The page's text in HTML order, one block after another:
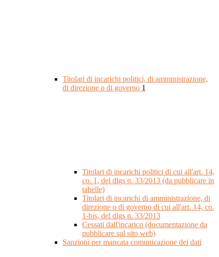
Titolari di incarichi politici, di amministrazione,
di direzione o di governo 1
Titolari di incarichi politici di cui all'art. 14,
co. 1, del dlgs n. 33/2013 (da pubblicare in
tabelle)
Titolari di incarichi di amministrazione, di
direzione o di governo di cui all'art. 14, co.
1-bis, del dlgs n. 33/2013
Cessati dall'incarico (documentazione da
pubblicare sul sito web)
Sanzioni per mancata comunicazione dei dati